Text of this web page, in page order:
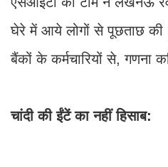
घेरे में आये लोगों से पूछताछ
बैंकों के कर्मचारियों से, गणना
चांदी की ईंटें का नहीं हिसाब: